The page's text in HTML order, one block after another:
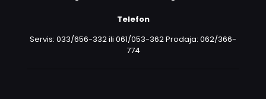
Telefon
Servis: 033/656-332 ili 061/053-362 Prodaja: 062/366-
774